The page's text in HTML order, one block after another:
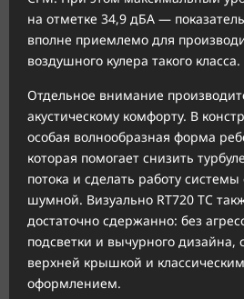
на отметке 34,9 дБА —
вполне приемлемо для
воздушного кулера такого класса.
Отдельное внимание
акустическому комфорту. В
особая волнообразная форма
которая помогает снизить
потока и сделать работу
шумной. Визуально RT720 TC
достаточно сдержанно: без
подсветки и вычурного
верхней крышкой и
оформлением.